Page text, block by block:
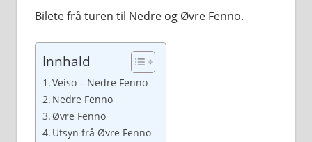
Bilete frå turen til Nedre og Øvre Fenno.
Innhald
Veiso – Nedre Fenno
Nedre Fenno
Øvre Fenno
Utsyn frå Øvre Fenno